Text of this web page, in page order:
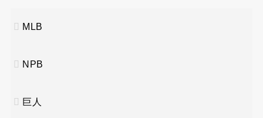
MLB
NPB
巨人